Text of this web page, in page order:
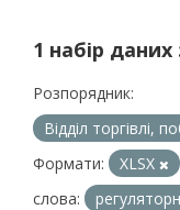
1 набір
Розпорядник:
Відділ торгівлі,
Формати:
XLSX
слова: